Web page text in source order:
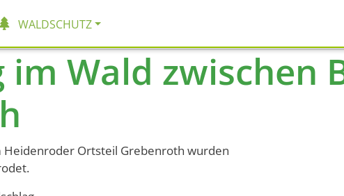
WALDSCHUTZ
im Wald zwischen
Heidenroder Ortsteil Grebenroth wurden